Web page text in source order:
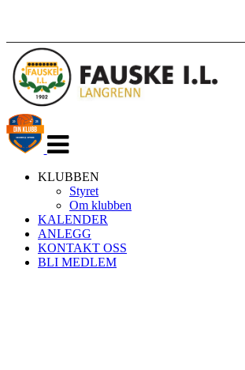
navigasjon
KLUBBEN
Styret
Om klubben
KALENDER
ANLEGG
KONTAKT OSS
BLI MEDLEM